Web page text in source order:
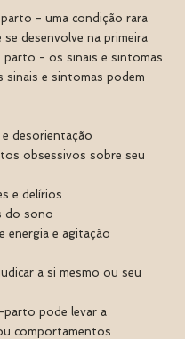
- uma condição rara
se desenvolve na primeira
parto - os sinais e sintomas
sinais e sintomas podem
desorientação
e delírios
do sono
energia e agitação
comportamentos